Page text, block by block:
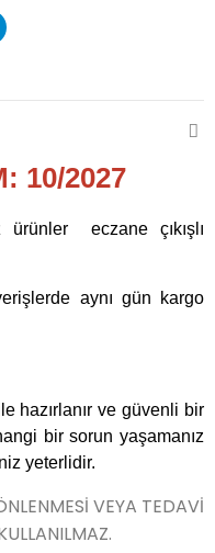
10/2027
ürünler eczane çıkışlı
aynı gün kargo
hazırlanır ve güvenli bir
bir sorun yaşamanız
yeterlidir.
VEYA TEDAVİ